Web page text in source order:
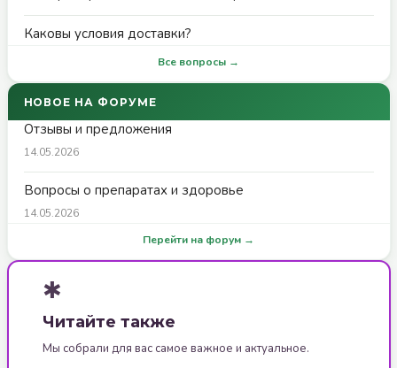
Каковы условия доставки?
Все вопросы →
НОВОЕ НА ФОРУМЕ
Отзывы и предложения
14.05.2026
Вопросы о препаратах и здоровье
14.05.2026
Перейти на форум →
✱
Читайте также
Мы собрали для вас самое важное и актуальное.